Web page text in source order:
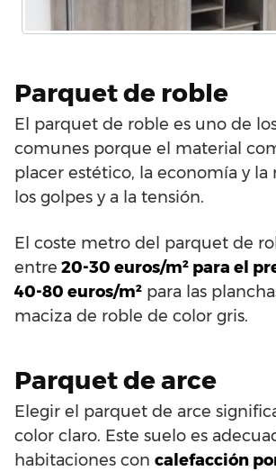
Parquet de roble
El parquet de roble es uno de
comunes porque el material
placer estético, la economía y la
los golpes y a la tensión.
El coste metro del parquet de
entre 20-30 euros/m² para el
40-80 euros/m² para las
maciza de roble de color gris.
Parquet de arce
Elegir el parquet de arce
color claro. Este suelo es
habitaciones con calefacción